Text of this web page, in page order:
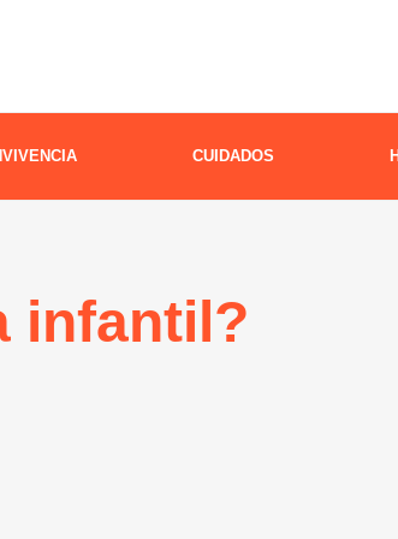
CUIDADOS
infantil?